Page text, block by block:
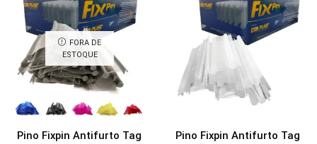
FORA DE
ESTOQUE
Pino Fixpin Antifurto Tag
Pino Fixpin Antifurto Tag